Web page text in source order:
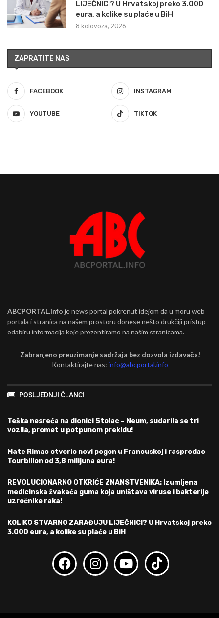
LIJEČNICI? U Hrvatskoj preko 3.000
eura, a kolike su plaće u BiH
8 kolovoza, 2026
ZAPRATITE NAS
FACEBOOK INSTAGRAM
YOUTUBE TIKTOK
ABCPORTAL.info je news portal pokrenut idejom da u moru web
portala i stranica na našem prostoru donese nešto drukčiji pristup
odabiru informacija koje prezentiramo na našim stranicama.
Zabranjeno preuzimanje sadržaja bez dozvola izdavača!
Kontaktirajte nas:info@abcportal.info
POSLJEDNJI ČLANCI
Teška nesreća na dionici Stolac – Neum, sudarila se tri
vozila, promet u potpunom prekidu!
Mate Rimac otvorio novi pogon u Francuskoj i rasprodao
Tourbillon od 3,8 milijuna eura!
REVOLUCIONARNO OTKRIĆE ZNANSTVENIKA: Izumljena
medicinska žvakaća guma koja uništava viruse i bakterije
uzročnike raka!
KOLIKO STVARNO ZARAĐUJU LIJEČNICI? U Hrvatskoj preko
3.000 eura, a kolike su plaće u BiH